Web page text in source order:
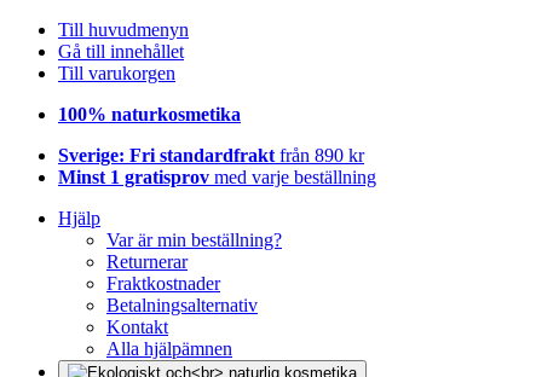
Till huvudmenyn
Gå till innehållet
Till varukorgen
100% naturkosmetika
Sverige: Fri standardfrakt från 890 kr
Minst 1 gratisprov med varje beställning
Hjälp
Var är min beställning?
Returnerar
Fraktkostnader
Betalningsalternativ
Kontakt
Alla hjälpämnen